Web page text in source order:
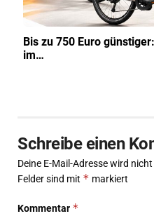
Bis zu 750 Euro
im…
Schreibe einen
Deine E-Mail-Adresse wird
Felder sind mit * markiert
Kommentar *